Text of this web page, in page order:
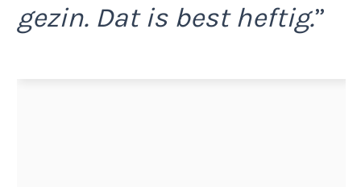
gezin. Dat is best heftig.”